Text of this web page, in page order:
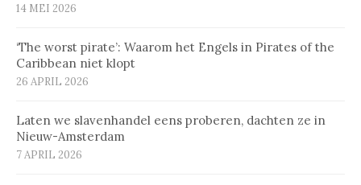
14 MEI 2026
‘The worst pirate’: Waarom het Engels in Pirates of the
Caribbean niet klopt
26 APRIL 2026
Laten we slavenhandel eens proberen, dachten ze in
Nieuw-Amsterdam
7 APRIL 2026